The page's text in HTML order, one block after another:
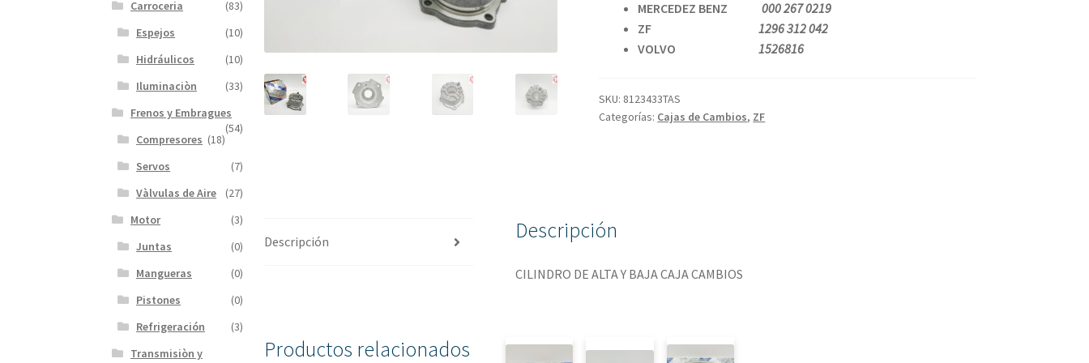
MERCEDEZ BENZ000 267 0219
ZF1296 312 042
VOLVO1526816
SKU: 8123433TAS
Categorías: Cajas de Cambios, ZF
Descripción Descripción
CILINDRO DE ALTA Y BAJA CAJA CAMBIOS
Productos relacionados
Carroceria
(83)
Espejos
(10)
Hidráulicos
(10)
Iluminaciòn
(33)
Frenos y Embragues
(54)
Compresores (18)
Servos
(7)
Vàlvulas de Aire
(27)
Motor
(3)
Juntas
(0)
Mangueras
(0)
Pistones
(0)
Refrigeración
(3)
Transmisiòn y